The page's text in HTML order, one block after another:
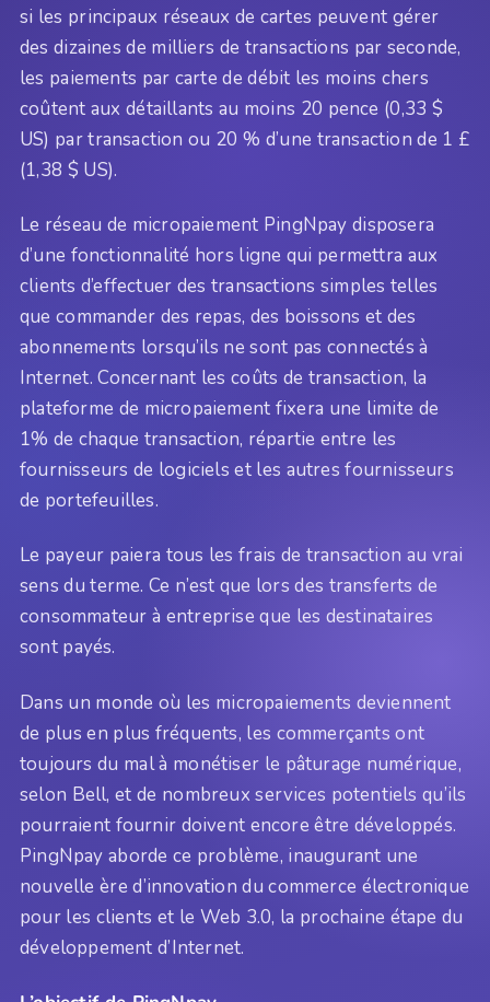
si les principaux réseaux de cartes peuvent gérer
des dizaines de milliers de transactions par seconde,
les paiements par carte de débit les moins chers
coûtent aux détaillants au moins 20 pence (0,33 $
US) par transaction ou 20 % d’une transaction de 1 £
(1,38 $ US).
Le réseau de micropaiement PingNpay disposera
d’une fonctionnalité hors ligne qui permettra aux
clients d’effectuer des transactions simples telles
que commander des repas, des boissons et des
abonnements lorsqu’ils ne sont pas connectés à
Internet. Concernant les coûts de transaction, la
plateforme de micropaiement fixera une limite de
1% de chaque transaction, répartie entre les
fournisseurs de logiciels et les autres fournisseurs
de portefeuilles.
Le payeur paiera tous les frais de transaction au vrai
sens du terme. Ce n’est que lors des transferts de
consommateur à entreprise que les destinataires
sont payés.
Dans un monde où les micropaiements deviennent
de plus en plus fréquents, les commerçants ont
toujours du mal à monétiser le pâturage numérique,
selon Bell, et de nombreux services potentiels qu’ils
pourraient fournir doivent encore être développés.
PingNpay aborde ce problème, inaugurant une
nouvelle ère d’innovation du commerce électronique
pour les clients et le Web 3.0, la prochaine étape du
développement d’Internet.